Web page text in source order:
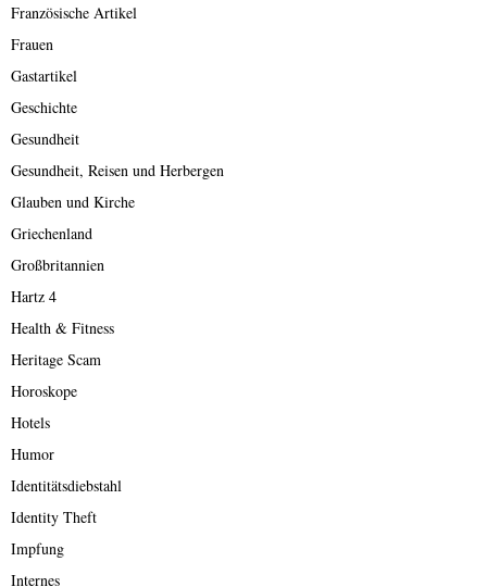
Französische Artikel
Frauen
Gastartikel
Geschichte
Gesundheit
Gesundheit, Reisen und Herbergen
Glauben und Kirche
Griechenland
Großbritannien
Hartz 4
Health & Fitness
Heritage Scam
Horoskope
Hotels
Humor
Identitätsdiebstahl
Identity Theft
Impfung
Internes